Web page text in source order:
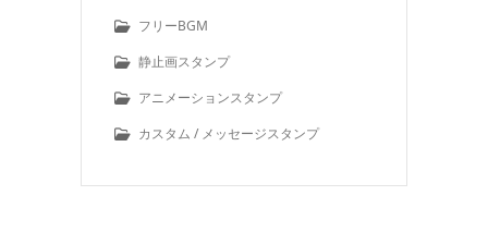
フリーBGM
静止画スタンプ
アニメーションスタンプ
カスタム / メッセージスタンプ